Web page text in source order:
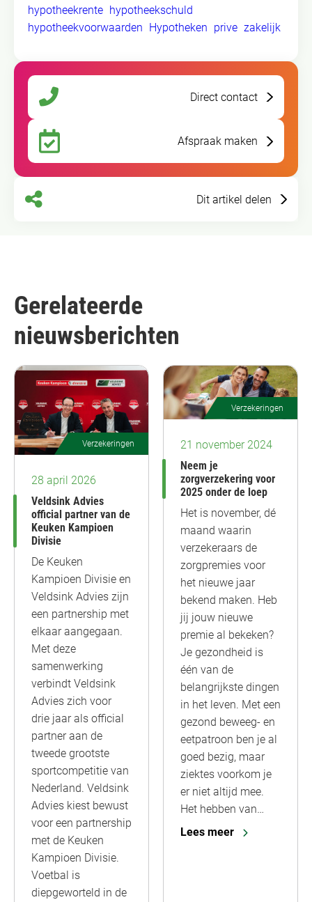
hypotheekrente hypotheekschuld
hypotheekvoorwaarden Hypotheken prive zakelijk
Direct contact
Afspraak maken
Dit artikel delen
Gerelateerde
nieuwsberichten
Verzekeringen
28 april 2026
Veldsink Advies
official partner van de
Keuken Kampioen
Divisie
De Keuken
Kampioen Divisie en
Veldsink Advies zijn
een partnership met
elkaar aangegaan.
Met deze
samenwerking
verbindt Veldsink
Advies zich voor
drie jaar als official
partner aan de
tweede grootste
sportcompetitie van
Nederland. Veldsink
Advies kiest bewust
voor een partnership
met de Keuken
Kampioen Divisie.
Voetbal is
diepgeworteld in de
Verzekeringen
21 november 2024
Neem je
zorgverzekering voor
2025 onder de loep
Het is november, dé
maand waarin
verzekeraars de
zorgpremies voor
het nieuwe jaar
bekend maken. Heb
jij jouw nieuwe
premie al bekeken?
Je gezondheid is
één van de
belangrijkste dingen
in het leven. Met een
gezond beweeg- en
eetpatroon ben je al
goed bezig, maar
ziektes voorkom je
er niet altijd mee.
Het hebben van…
Lees meer